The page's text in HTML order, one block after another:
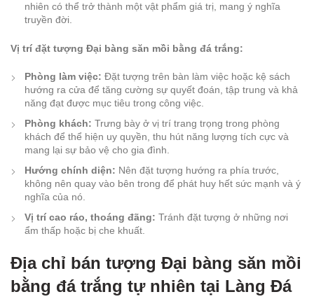
nhiên có thể trở thành một vật phẩm giá trị, mang ý nghĩa
truyền đời.
Vị trí đặt tượng Đại bàng săn mồi bằng đá trắng:
Phòng làm việc: Đặt tượng trên bàn làm việc hoặc kệ sách
hướng ra cửa để tăng cường sự quyết đoán, tập trung và khả
năng đạt được mục tiêu trong công việc.
Phòng khách: Trưng bày ở vị trí trang trọng trong phòng
khách để thể hiện uy quyền, thu hút năng lượng tích cực và
mang lại sự bảo vệ cho gia đình.
Hướng chính diện: Nên đặt tượng hướng ra phía trước,
không nên quay vào bên trong để phát huy hết sức mạnh và ý
nghĩa của nó.
Vị trí cao ráo, thoáng đãng: Tránh đặt tượng ở những nơi
ẩm thấp hoặc bị che khuất.
Địa chỉ bán tượng Đại bàng săn mồi
bằng đá trắng tự nhiên tại Làng Đá